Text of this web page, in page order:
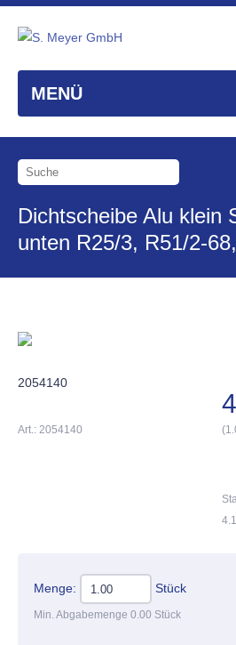
MENÜ
Dichtscheibe Alu klein
unten R25/3, R51/2-
2054140
Art.: 2054140
Menge: Stück
Min. Abgabemenge 0.00 Stück